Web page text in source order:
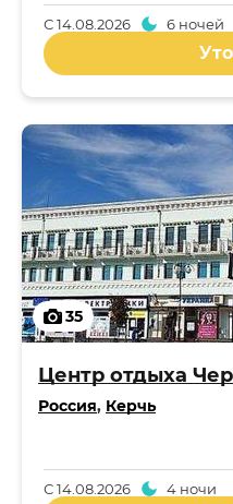
С14.08.2026 6 ночей
35
Центр отдыха
Россия, Керчь
С14.08.2026 4 ночи